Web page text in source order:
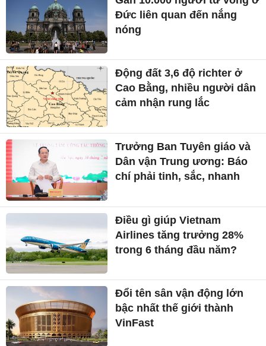
Đức liên quan đến nắng
nóng
Động đất 3,6 độ richter ở
Cao Bằng, nhiều người dân
cảm nhận rung lắc
Trưởng Ban Tuyên giáo và
Dân vận Trung ương: Báo
chí phải tinh, sắc, nhanh
Điều gì giúp Vietnam
Airlines tăng trưởng 28%
trong 6 tháng đầu năm?
Đổi tên sân vận động lớn
bậc nhất thế giới thành
VinFast